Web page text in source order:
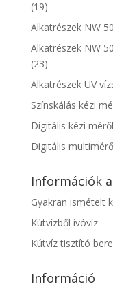
(19)
Alkatrészek NW
Alkatrészek NW
(23)
Alkatrészek UV
Színskálás kézi
Digitális kézi
Digitális multimérő
Információk
Gyakran ismételt
Kútvízből ivóvíz
Kútvíz tisztító
Információ